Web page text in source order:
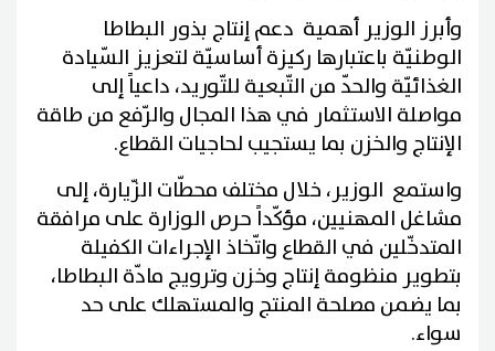
وأبرز الوزير أهمية دعم إنتاج بذور البطاطا
الوطنيّة باعتبارها ركيزة أساسيّة لتعزيز السّيادة
الغذائيّة والحدّ من التّبعية للتّوريد، داعياً إلى
مواصلة الاستثمار في هذا المجال والرّفع من طاقة
الإنتاج والخزن بما يستجيب لحاجيات القطاع.
واستمع الوزير، خلال مختلف محطّات الزّيارة، إلى
مشاغل المهنيين، مؤكّداً حرص الوزارة على مرافقة
المتدخّلين في القطاع واتّخاذ الإجراءات الكفيلة
بتطوير منظومة إنتاج وخزن وترويج مادّة البطاطا،
بما يضمن مصلحة المنتج والمستهلك على حد
سواء.